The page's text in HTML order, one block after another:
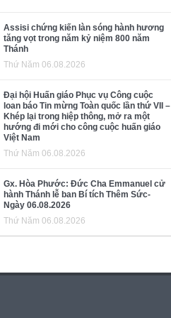
Assisi chứng kiến làn sóng hành hương
tăng vọt trong năm kỷ niệm 800 năm
Thánh
Thứ Năm 06.08.2026
Đại hội Huấn giáo Phục vụ Công cuộc
loan báo Tin mừng Toàn quốc lần thứ VII –
Khép lại trong hiệp thông, mở ra một
hướng đi mới cho công cuộc huấn giáo
Việt Nam
Thứ Năm 06.08.2026
Gx. Hòa Phước: Đức Cha Emmanuel cử
hành Thánh lễ ban Bí tích Thêm Sức-
Ngày 06.08.2026
Thứ Năm 06.08.2026